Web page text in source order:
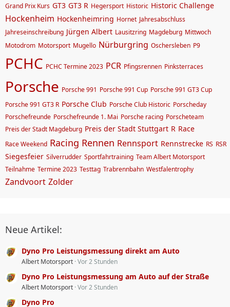
Grand Prix Kurs GT3 GT3 R Hegersport Historic Historic Challenge
Hockenheim Hockenheimring Hornet Jahresabschluss
Jahreseinschreibung Jürgen Albert Lausitzring Magdeburg Mittwoch
Motodrom Motorsport Mugello Nürburgring Oschersleben P9
PCHC PCHC Termine 2023 PCR Pfingsrennen Pinksterraces
Porsche Porsche 991 Porsche 991 Cup Porsche 991 GT3 Cup
Porsche 991 GT3 R Porsche Club Porsche Club Historic Porscheday
Porschefreunde Porschefreunde 1. Mai Porsche racing Porscheteam
Preis der Stadt Magdeburg Preis der Stadt Stuttgart R Race
Race Weekend Racing Rennen Rennsport Rennstrecke RS RSR
Siegesfeier Silverrudder Sportfahrtraining Team Albert Motorsport
Teilnahme Termine 2023 Testtag Trabrennbahn Westfalentrophy
Zandvoort Zolder
Neue Artikel:
Dyno Pro Leistungsmessung direkt am Auto
Albert Motorsport Vor 2 Stunden
Dyno Pro Leistungsmessung am Auto auf der Straße
Albert Motorsport Vor 2 Stunden
Dyno Pro